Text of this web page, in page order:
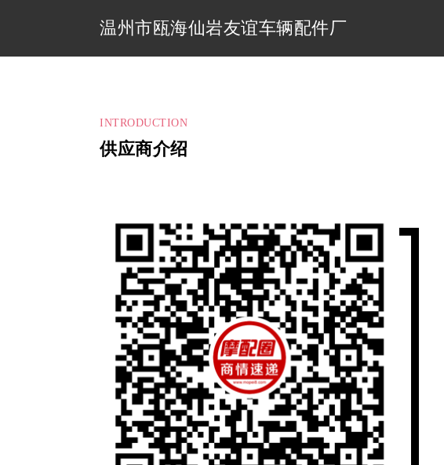
温州市瓯海仙岩友谊车辆配件厂
INTRODUCTION
供应商介绍